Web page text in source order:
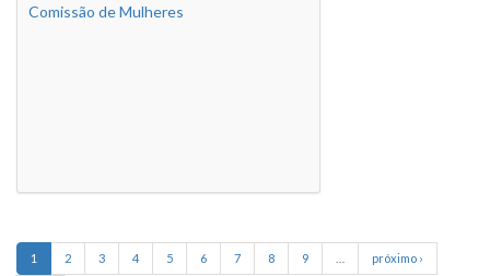
Comissão de Mulheres
1 2 3 4 5 6 7 8 9 próximo ›